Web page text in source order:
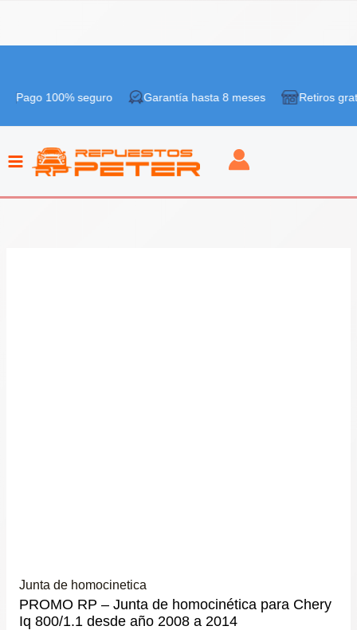
contenido
seguro Garantía hasta 8 meses Retiros gratis en
Junta de homocinetica
PROMO RP – Junta de homocinética para Chery
Iq 800/1.1 desde año 2008 a 2014